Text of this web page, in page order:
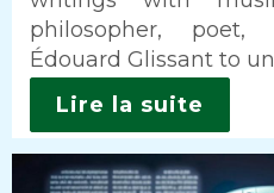
philosopher,
Édouard Glissant to
Lire la suite